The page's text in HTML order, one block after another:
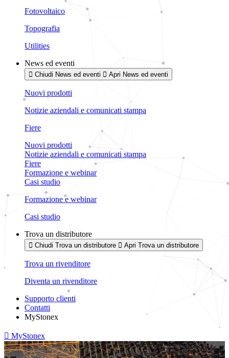
Fotovoltaico
Topografia
Utilities
News ed eventi
Chiudi News ed eventi Apri News ed eventi
Nuovi prodotti
Notizie aziendali e comunicati stampa
Fiere
Nuovi prodotti
Notizie aziendali e comunicati stampa
Fiere
Formazione e webinar
Casi studio
Formazione e webinar
Casi studio
Trova un distributore
Chiudi Trova un distributore Apri Trova un distributore
Trova un rivenditore
Diventa un rivenditore
Supporto clienti
Contatti
MyStonex
MyStonex